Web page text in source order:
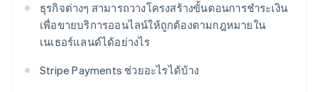
ธุรกิจต่างๆ สามารถวางโครงสร้างขั้นตอนการชำระเงิน
เพื่อขายบริการออนไลน์ให้ถูกต้องตามกฎหมายใน
เนเธอร์แลนด์ได้อย่างไร
Stripe Payments ช่วยอะไรได้บ้าง